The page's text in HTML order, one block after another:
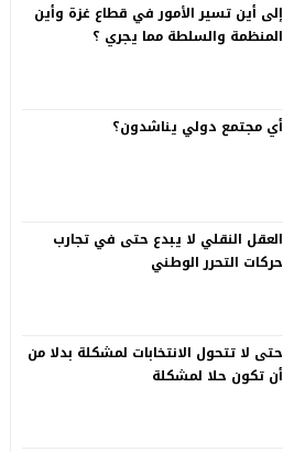
إلى أين تسير الأمور في قطاع غزة وأين
المنظمة والسلطة مما يجري ؟
أي مجتمع دولي يناشدون؟
العقل النقلي لا يبدع حتى في تجارب
حركات التحرر الوطني
حتى لا تتحول الانتخابات لمشكلة بدلا من
أن تكون حلا لمشكلة